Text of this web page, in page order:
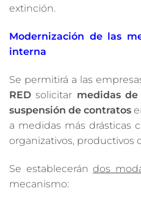
extinción.
Modernización de las
interna
Se permitirá a las
RED solicitar medidas
suspensión de contratos
a medidas más drásticas
organizativos, productivos
Se establecerán dos
mecanismo: